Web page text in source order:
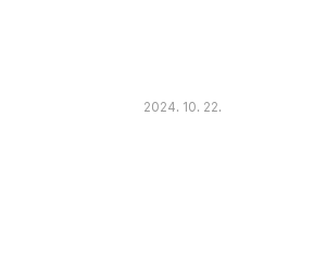
2024. 10. 22.